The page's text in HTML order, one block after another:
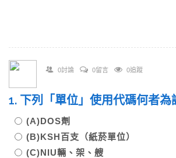
0討論 0留言 0追蹤
1. 下列「單位」使用代碼何者為
(A)DOS劑
(B)KSH百支（紙菸單位）
(C)NIU輛、架、艘